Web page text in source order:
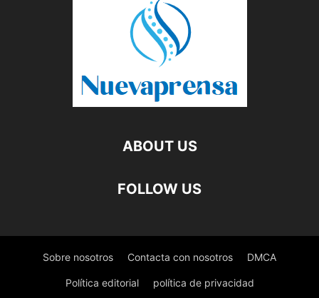
ABOUT US
FOLLOW US
Sobre nosotros Contacta con nosotros DMCA
Política editorial política de privacidad